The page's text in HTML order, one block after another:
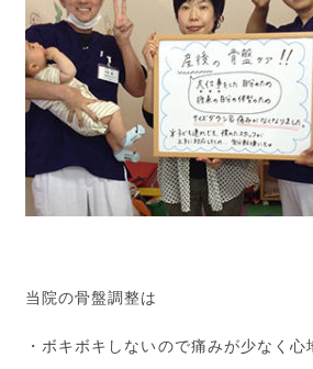
当院の骨盤調整は
・ボキボキしないので痛みが少なく